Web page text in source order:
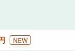
NEW